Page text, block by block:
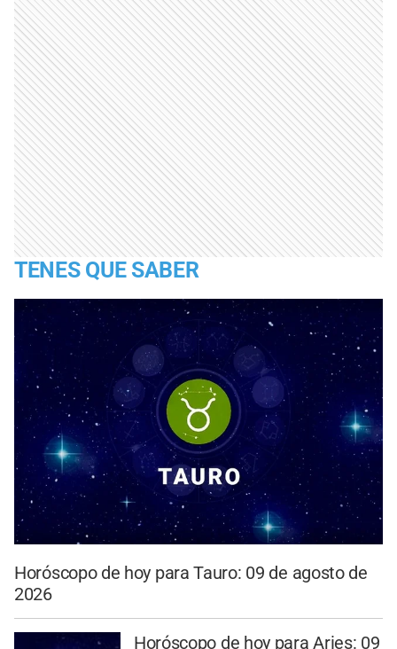
TENES QUE SABER
Horóscopo de hoy para Tauro: 09 de agosto de
2026
Horóscopo de hoy para Aries: 09